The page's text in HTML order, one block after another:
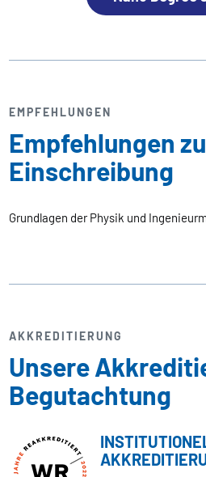
EMPFEHLUNGEN
Empfehlungen
Einschreibung
Grundlagen der Physik und
AKKREDITIERUNG
Unsere
Begutachtung